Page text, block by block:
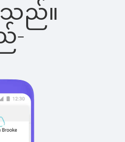
သည်။
-